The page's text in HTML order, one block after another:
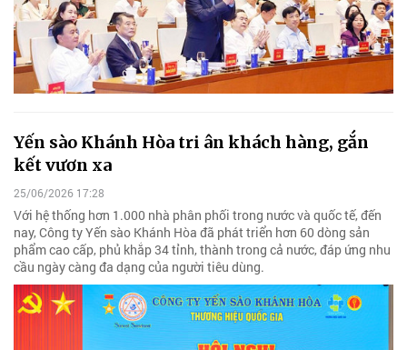
Yến sào Khánh Hòa tri ân khách hàng, gắn
kết vươn xa
25/06/2026 17:28
Với hệ thống hơn 1.000 nhà phân phối trong nước và quốc tế, đến
nay, Công ty Yến sào Khánh Hòa đã phát triển hơn 60 dòng sản
phẩm cao cấp, phủ khắp 34 tỉnh, thành trong cả nước, đáp ứng nhu
cầu ngày càng đa dạng của người tiêu dùng.